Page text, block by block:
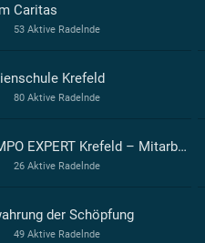
Caritas
53 Aktive Radelnde
Krefeld
80 Aktive Radelnde
COMPO EXPERT Krefeld – Mitarbeitende bewegen was!
26 Aktive Radelnde
der Schöpfung
49 Aktive Radelnde